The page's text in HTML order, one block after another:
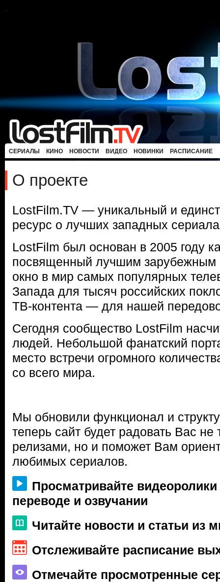
СЕРИАЛЫ КИНО НОВОСТИ ВИДЕО НОВИНКИ РАСПИСАНИЕ
О проекте
LostFilm.TV — уникальный и
ресурс о лучших западных
LostFilm был основан в 2005 году
посвященный лучшим зарубежным
окно в мир самых популярных
Запада для тысяч российских
ТВ-контента — для нашей
Сегодня сообщество LostFilm
людей. Небольшой фанатский
место встречи огромного
со всего мира.
Мы обновили функционал и
теперь сайт будет радовать Вас
релизами, но и поможет Вам
любимых сериалов.
Просматривайте
переводе и озвучании
Читайте новости и статьи из
Отслеживайте расписание
Отмечайте просмотренные